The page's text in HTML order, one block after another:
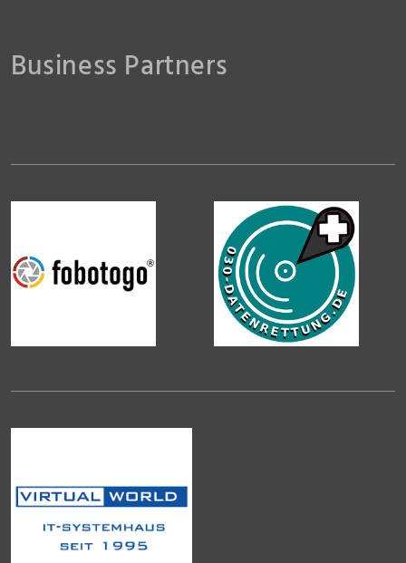
Business Partners